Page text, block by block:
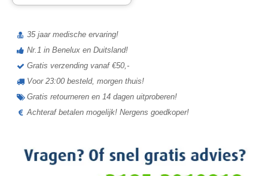
35 jaar medische ervaring!
Nr.1 in Benelux en Duitsland!
Gratis verzending vanaf €50,-
Voor 23:00 besteld, morgen thuis!
Gratis retourneren en 14 dagen uitproberen!
Achteraf betalen mogelijk! Nergens goedkoper!